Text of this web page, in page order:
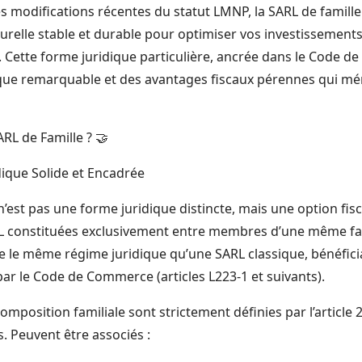
modifications récentes du statut LMNP, la SARL de
stable et durable pour optimiser vos investissements
Cette forme juridique particulière, ancrée dans le Code
remarquable et des avantages fiscaux pérennes qui
de Famille ? 🤝
Solide et Encadrée
pas une forme juridique distincte, mais une option
constituées exclusivement entre membres d’une même
même régime juridique qu’une SARL classique,
le Code de Commerce (articles L223-1 et suivants).
familiale sont strictement définies par l’article
Peuvent être associés :